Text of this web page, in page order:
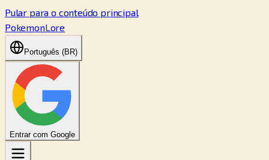
Pular para o conteúdo principal
PokemonLore
Português (BR)
Entrar com Google